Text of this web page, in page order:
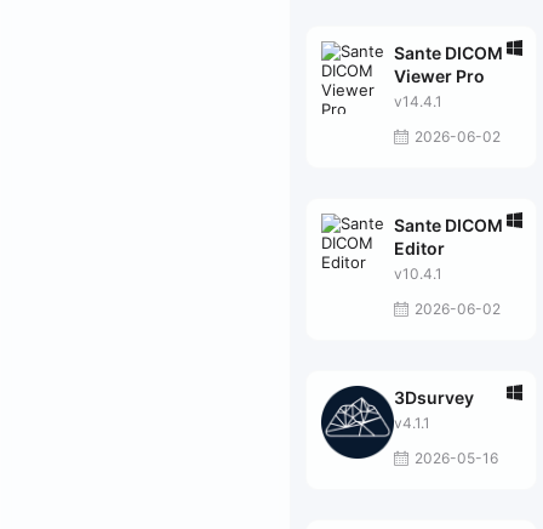
Sante DICOM
Viewer Pro
v14.4.1
2026-06-02
Sante DICOM
Editor
v10.4.1
2026-06-02
3Dsurvey
v4.1.1
2026-05-16